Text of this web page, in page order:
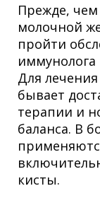
Прежде,
молочной
пройти
иммунолога
Для
бывает
терапии и
баланса. В
кисты.